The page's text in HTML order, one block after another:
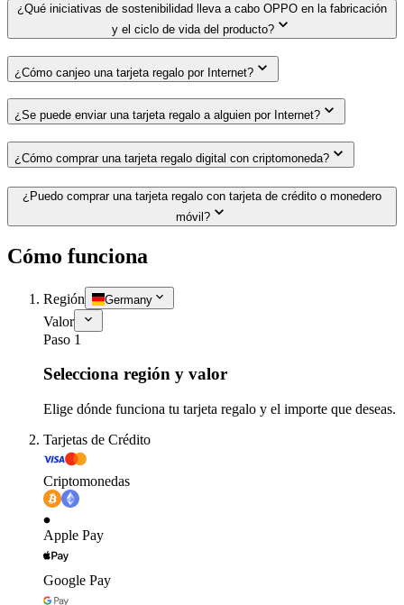
¿Qué iniciativas de sostenibilidad lleva a cabo OPPO en la fabricación
y el ciclo de vida del producto?
¿Cómo canjeo una tarjeta regalo por Internet?
¿Se puede enviar una tarjeta regalo a alguien por Internet?
¿Cómo comprar una tarjeta regalo digital con criptomoneda?
¿Puedo comprar una tarjeta regalo con tarjeta de crédito o monedero
móvil?
Cómo funciona
Región Germany
Valor
Paso 1
Selecciona región y valor
Elige dónde funciona tu tarjeta regalo y el importe que deseas.
Tarjetas de Crédito
Criptomonedas
Apple Pay
Google Pay